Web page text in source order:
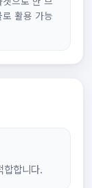
활용 가능
합합니다.